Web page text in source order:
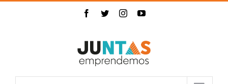
Facebook
TwitterInstagramYouTube